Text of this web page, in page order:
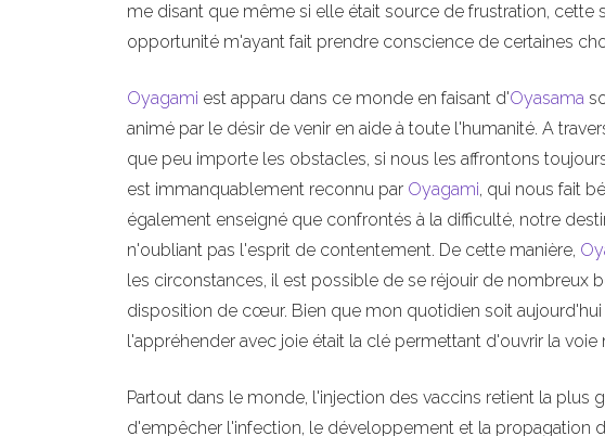
me disant que même si elle était source de frustration,
opportunité m'ayant fait prendre conscience de certaines
Oyagami est apparu dans ce monde en faisant d'Oyasama
animé par le désir de venir en aide à toute l'humanité. A
que peu importe les obstacles, si nous les affrontons
est immanquablement reconnu par Oyagami, qui nous fait
également enseigné que confrontés à la difficulté, notre
n'oubliant pas l'esprit de contentement. De cette manière,
les circonstances, il est possible de se réjouir de nombreux
disposition de cœur. Bien que mon quotidien soit
l'appréhender avec joie était la clé permettant d'ouvrir la voie
Partout dans le monde, l'injection des vaccins retient la
d'empêcher l'infection, le développement et la propagation